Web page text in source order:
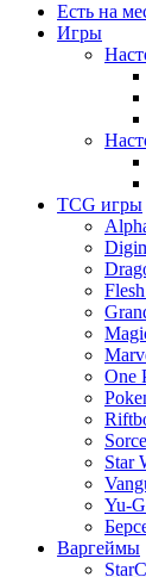
Есть на
Игры
TCG игры
One
Star
Yu-
Варгеймы